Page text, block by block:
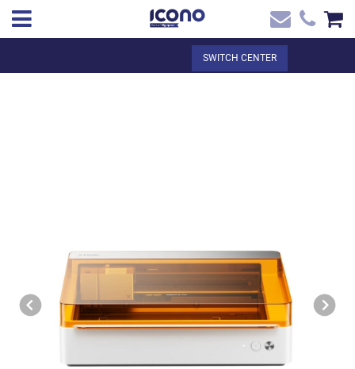
SEE THE BASKET
EN ✖
SWITCH CENTER